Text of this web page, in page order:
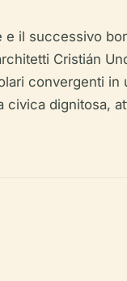
il successivo
Cristián
convergenti
civica dignitosa,